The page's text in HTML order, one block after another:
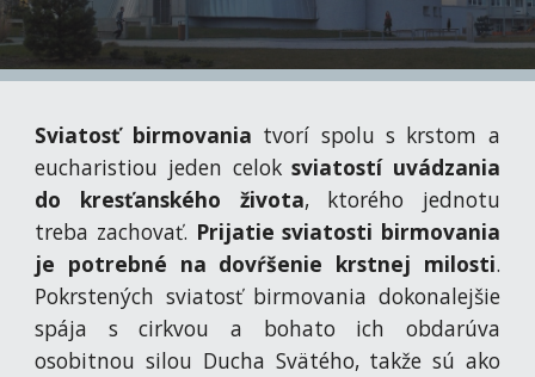
Sviatosť birmovania tvorí spolu s krstom a
eucharistiou jeden celoksviatostí uvádzania
do kresťanského života, ktorého jednotu
treba zachovať. Prijatie sviatosti birmovania
je potrebné na dovŕšenie krstnej milosti.
Pokrstených sviatosť birmovania dokonalejšie
spája s cirkvou a bohato ich obdarúva
osobitnou silou Ducha Svätého, takže sú ako